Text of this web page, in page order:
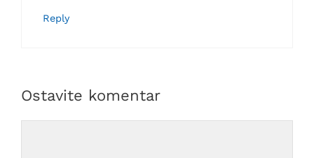
Reply
Ostavite komentar